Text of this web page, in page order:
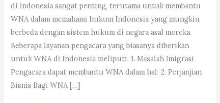
di Indonesia sangat penting, terutama untuk membantu
WNA dalam memahami hukum Indonesia yang mungkin
berbeda dengan sistem hukum di negara asal mereka.
Beberapa layanan pengacara yang biasanya diberikan
untuk WNA di Indonesia meliputi: 1. Masalah Imigrasi
Pengacara dapat membantu WNA dalam hal: 2. Perjanjian
Bisnis Bagi WNA […]